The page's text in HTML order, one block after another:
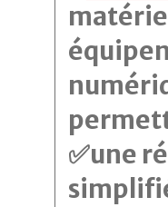
✅une